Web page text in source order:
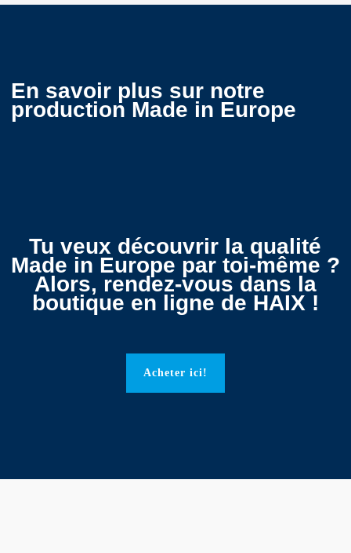
En savoir plus sur notre
production Made in Europe
Tu veux découvrir la qualité
Made in Europe par toi-même ?
Alors, rendez-vous dans la
boutique en ligne de HAIX !
Acheter ici!